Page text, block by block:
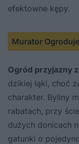
efektowne kępy.
Murator
Ogród przyjazny
dzikiej łąki, choć
charakter. Byliny
rabatach, przy
dużych donicach
gatunki o